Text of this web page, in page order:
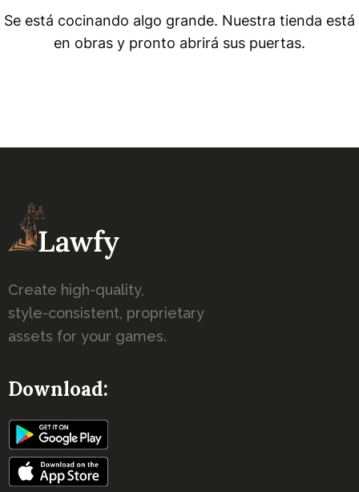
Se está cocinando algo grande. Nuestra tienda está
en obras y pronto abrirá sus puertas.
Create high-quality,
style-consistent, proprietary
assets for your games.
Download: